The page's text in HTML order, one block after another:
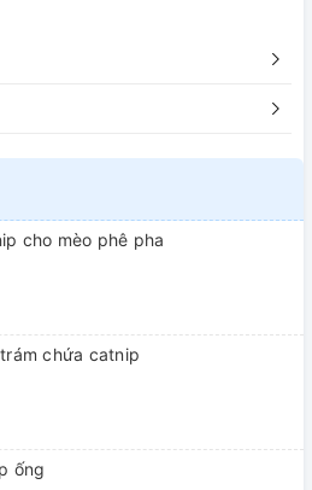
cho mèo phê pha
chứa catnip
ống